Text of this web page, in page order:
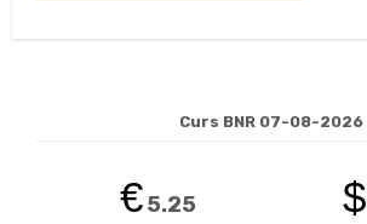
Curs BNR 07-08-2026
€5.25 $